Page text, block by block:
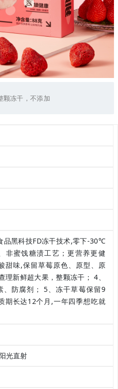
颗冻干，不添加
品黑科技FD冻干技术,零下-30℃
非蜜饯糖渍工艺；更营养更健
甜味,保留草莓原色、原型、原
新鲜超大果，整颗冻干； 4、
、防腐剂； 5、冻干草莓保留9
期长达12个月,一年四季想吃就
光直射